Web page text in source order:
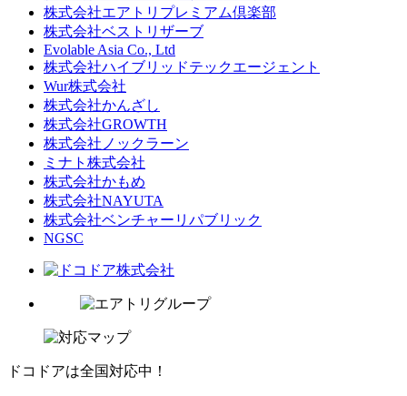
株式会社エアトリプレミアム倶楽部
株式会社ベストリザーブ
Evolable Asia Co., Ltd
株式会社ハイブリッドテックエージェント
Wur株式会社
株式会社かんざし
株式会社GROWTH
株式会社ノックラーン
ミナト株式会社
株式会社かもめ
株式会社NAYUTA
株式会社ベンチャーリパブリック
NGSC
ドコドアは全国対応中！